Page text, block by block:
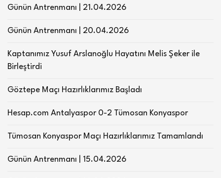
Günün Antrenmanı | 21.04.2026
Günün Antrenmanı | 20.04.2026
Kaptanımız Yusuf Arslanoğlu Hayatını Melis Şeker ile
Birleştirdi
Göztepe Maçı Hazırlıklarımız Başladı
Hesap.com Antalyaspor 0-2 Tümosan Konyaspor
Tümosan Konyaspor Maçı Hazırlıklarımız Tamamlandı
Günün Antrenmanı | 15.04.2026